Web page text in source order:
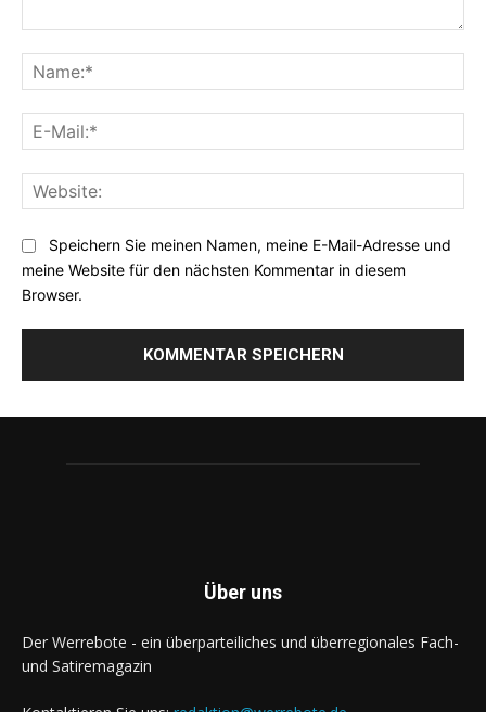
Speichern Sie meinen Namen, meine E-Mail-Adresse und
meine Website für den nächsten Kommentar in diesem
Browser.
Über uns
Der Werrebote - ein überparteiliches und überregionales Fach-
und Satiremagazin